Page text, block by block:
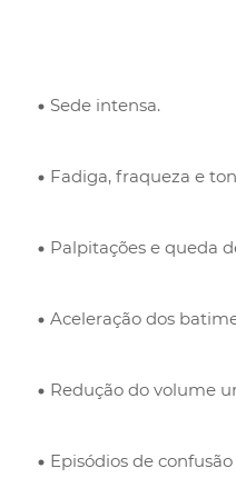
Sede intensa.
Fadiga, fraqueza e
Palpitações e queda
Aceleração dos
Redução do volume
Episódios de